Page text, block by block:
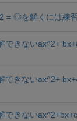
= ◎を解くには練
できないax^2+
できないax^2+
できない